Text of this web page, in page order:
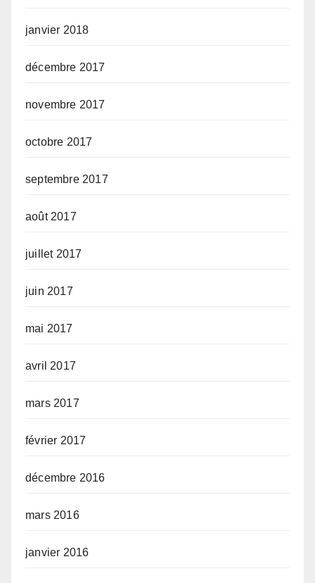
janvier 2018
décembre 2017
novembre 2017
octobre 2017
septembre 2017
août 2017
juillet 2017
juin 2017
mai 2017
avril 2017
mars 2017
février 2017
décembre 2016
mars 2016
janvier 2016